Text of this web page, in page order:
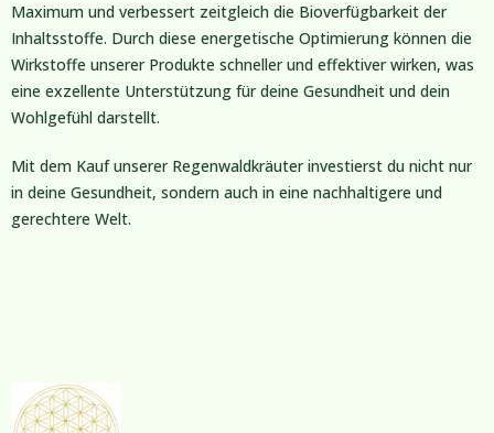
Maximum und verbessert zeitgleich die Bioverfügbarkeit der
Inhaltsstoffe. Durch diese energetische Optimierung können die
Wirkstoffe unserer Produkte schneller und effektiver wirken, was
eine exzellente Unterstützung für deine Gesundheit und dein
Wohlgefühl darstellt.
Mit dem Kauf unserer Regenwaldkräuter investierst du nicht nur
in deine Gesundheit, sondern auch in eine nachhaltigere und
gerechtere Welt.